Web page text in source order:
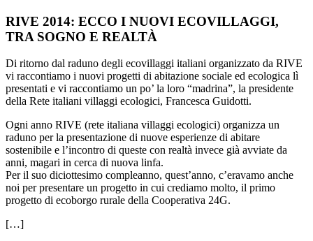
RIVE 2014: ECCO I NUOVI ECOVILLAGGI,
TRA SOGNO E REALTÀ
Di ritorno dal raduno degli ecovillaggi italiani organizzato da RIVE
vi raccontiamo i nuovi progetti di abitazione sociale ed ecologica lì
presentati e vi raccontiamo un po’ la loro “madrina”, la presidente
della Rete italiani villaggi ecologici, Francesca Guidotti.
Ogni anno RIVE (rete italiana villaggi ecologici) organizza un
raduno per la presentazione di nuove esperienze di abitare
sostenibile e l’incontro di queste con realtà invece già avviate da
anni, magari in cerca di nuova linfa.
Per il suo diciottesimo compleanno, quest’anno, c’eravamo anche
noi per presentare un progetto in cui crediamo molto, il primo
progetto di ecoborgo rurale della Cooperativa 24G.
[…]